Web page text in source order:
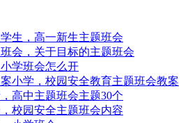
生，高一新生主题班会
会，关于目标的主题班会
学班会怎么开
小学，校园安全教育主题班会教案
高中主题班会主题30个
校园安全主题班会内容